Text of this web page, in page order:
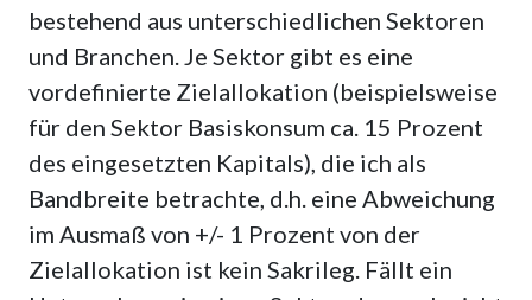
bestehend aus unterschiedlichen Sektoren
und Branchen. Je Sektor gibt es eine
vordefinierte Zielallokation (beispielsweise
für den Sektor Basiskonsum ca. 15 Prozent
des eingesetzten Kapitals), die ich als
Bandbreite betrachte, d.h. eine Abweichung
im Ausmaß von +/- 1 Prozent von der
Zielallokation ist kein Sakrileg. Fällt ein